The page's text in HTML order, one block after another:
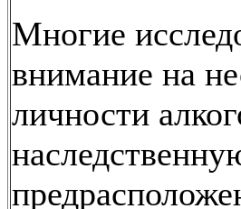
Многие
внимание на
личности